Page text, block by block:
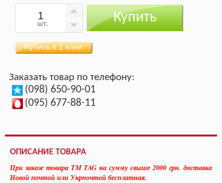
шт. Купить
Заказать товар по телефону:
(098) 650-90-01
(095) 677-88-11
ОПИСАНИЕ ТОВАРА
При заказе товара TM TAG на сумму свыше 2000 грн. доставка
Новой почтой или Укрпочтой бесплатная.